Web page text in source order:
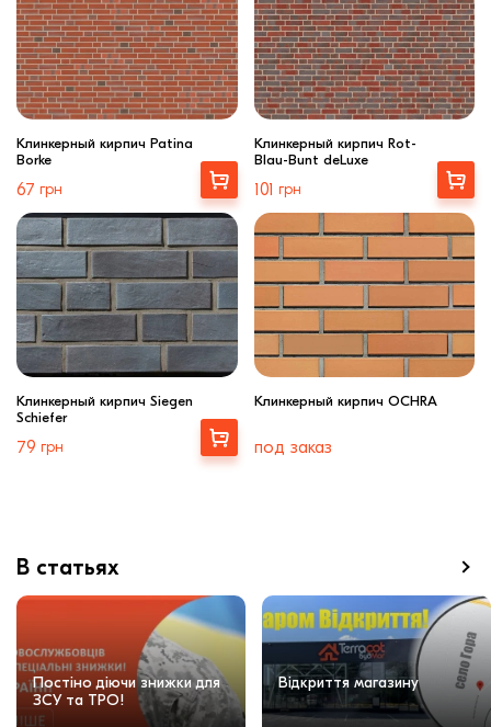
Клинкерный кирпич Patina
Borke
67 грн
Купити
Клинкерный кирпич Rot-
Blau-Bunt deLuxe
101 грн
Купити
Клинкерный кирпич Siegen
Schiefer
79 грн
Купити
Клинкерный кирпич OCHRA
под заказ
В статьях
Постіно діючи знижки для
ЗСУ та ТРО!
Відкриття магазину